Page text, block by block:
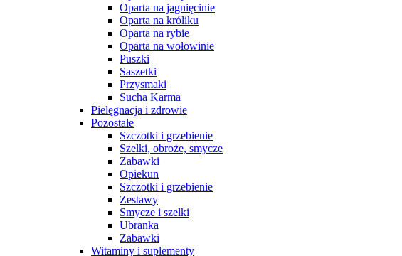
Oparta na jagnięcinie
Oparta na króliku
Oparta na rybie
Oparta na wołowinie
Puszki
Saszetki
Przysmaki
Sucha Karma
Pielęgnacja i zdrowie
Pozostałe
Szczotki i grzebienie
Szelki, obroże, smycze
Zabawki
Opiekun
Szczotki i grzebienie
Zestawy
Smycze i szelki
Ubranka
Zabawki
Witaminy i suplementy